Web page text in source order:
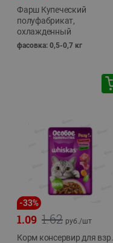
Фарш Купеческий
полуфабрикат,
охлажденный
фасовка: 0,5-0,7 кг
-33%
1.62
1.09 руб./шт
Корм консервир для взр.